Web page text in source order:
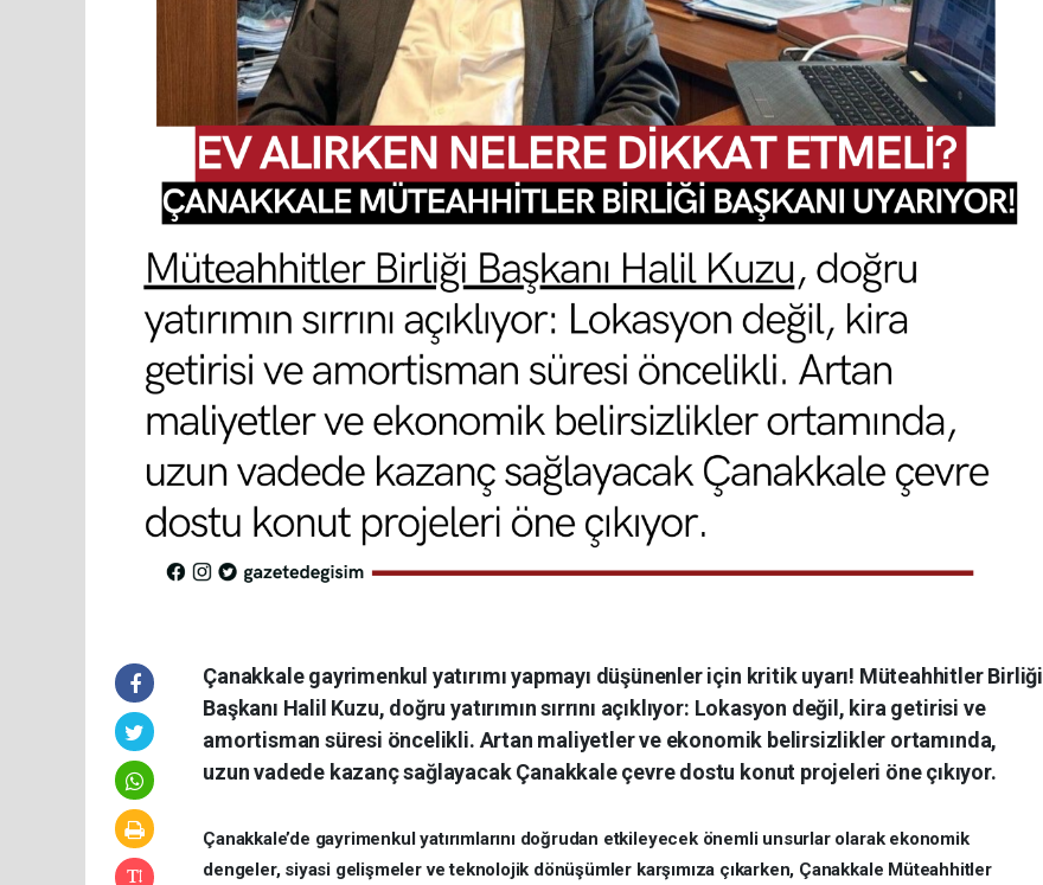
Çanakkale gayrimenkul yatırımı yapmayı düşünenler için kritik uyarı! Müteahhitler Birliği
Başkanı Halil Kuzu, doğru yatırımın sırrını açıklıyor: Lokasyon değil, kira getirisi ve
amortisman süresi öncelikli. Artan maliyetler ve ekonomik belirsizlikler ortamında,
uzun vadede kazanç sağlayacak Çanakkale çevre dostu konut projeleri öne çıkıyor.
Çanakkale’de gayrimenkul yatırımlarını doğrudan etkileyecek önemli unsurlar olarak ekonomik
dengeler, siyasi gelişmeler ve teknolojik dönüşümler karşımıza çıkarken, Çanakkale Müteahhitler